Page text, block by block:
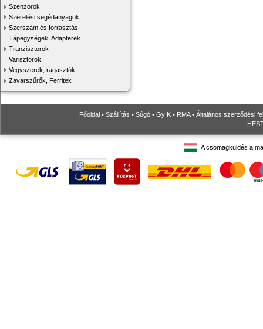
Szenzorok
Szerelési segédanyagok
Szerszám és forrasztás
Tápegységek, Adapterek
Tranzisztorok
Varisztorok
Vegyszerek, ragasztók
Zavarszűrők, Ferritek
Főoldal • Szállítás • Súgó • GyIK • RMA• Általános szerződési
A csomagküldés a